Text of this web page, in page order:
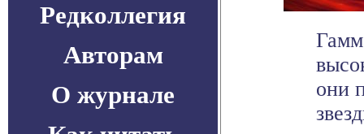
Редколлегия
Авторам
О журнале
они